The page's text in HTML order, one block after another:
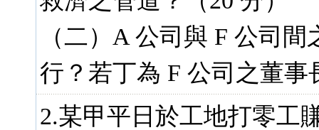
（二）A 公司與 F 公司
行？若丁為 F 公司之董
2.某甲平日於工地打零工